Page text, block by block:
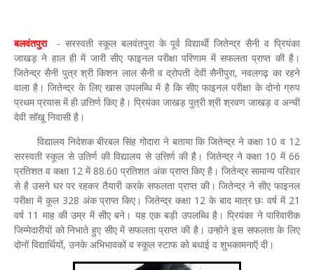
बलवंतपुरा - सरस्वती स्कूल बलवंतपुरा के पूर्व विद्यार्थी जितेन्द्र सैनी व प्रियंका
जाखड़ ने हाल ही में जारी सीए फाइनल परीक्षा परिणाम में सफलता प्राप्त की है।
जितेन्द्र सैनी पुत्र श्री किशन लाल सैनी व द्रोपती देवी सैनीपुरा, नवलगढ़ का रहने
वाला है। जितेन्द्र के लिए खास उपलब्धि में है कि सीए फाइनल परीक्षा के दोनो ग्रुप
प्रथम प्रयास में ही उत्तिर्ण किए है। प्रियंका जाखड़ पुत्री श्री श्रवण जाखड़ व अन्ची
देवी सॉखू निवासी है।
विद्यालय निदेशक बीरबल सिंह गोदारा ने बताया कि जितेन्द्र ने कक्षा 10 व 12
सरस्वती स्कूल से उतिर्ण की विद्यालय से उत्तिर्ण की है। जितेन्द्र ने कक्षा 10 में 66
प्रतिशत व कक्षा 12 में 88.60 प्रतिशत अंक प्राप्त किए है। जितेन्द्र सामान्य परिवार
से है उसने घर पर रहकर तैयारी करके सफलता प्राप्त की। जितेन्द्र ने सीए फाइनल
परीक्षा में कूल 328 अंक प्राप्त किए। जितेन्द्र कक्षा 12 के बाद मात्र छः वर्ष में 21
वर्ष 11 माह की उम्र में सीए बने। यह एक बड़ी उपलब्धि है। प्रियंका ने पारिवारीक
जिम्मेदारीयों को निभाते हुए सीए में सफलता प्राप्त की है। उन्होने इस सफलता के लिए
दोनों विद्यार्थियों, उनके अभिभावकों व स्कूल स्टाफ को बधाई व शुभकामनाऍ दी।